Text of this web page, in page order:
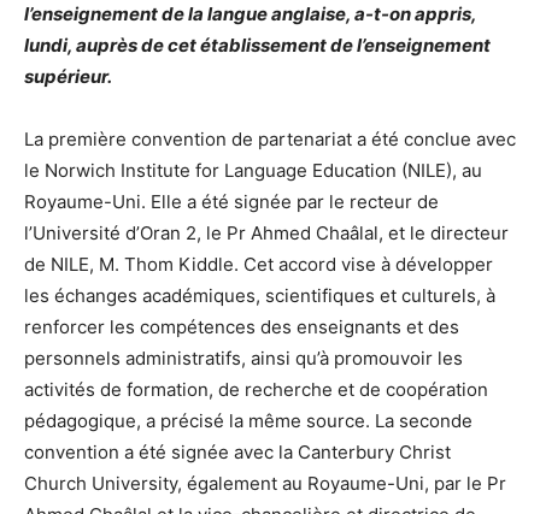
l’enseignement de la langue anglaise, a-t-on appris,
lundi, auprès de cet établissement de l’enseignement
supérieur.
La première convention de partenariat a été conclue avec
le Norwich Institute for Language Education (NILE), au
Royaume-Uni. Elle a été signée par le recteur de
l’Université d’Oran 2, le Pr Ahmed Chaâlal, et le directeur
de NILE, M. Thom Kiddle. Cet accord vise à développer
les échanges académiques, scientifiques et culturels, à
renforcer les compétences des enseignants et des
personnels administratifs, ainsi qu’à promouvoir les
activités de formation, de recherche et de coopération
pédagogique, a précisé la même source. La seconde
convention a été signée avec la Canterbury Christ
Church University, également au Royaume-Uni, par le Pr